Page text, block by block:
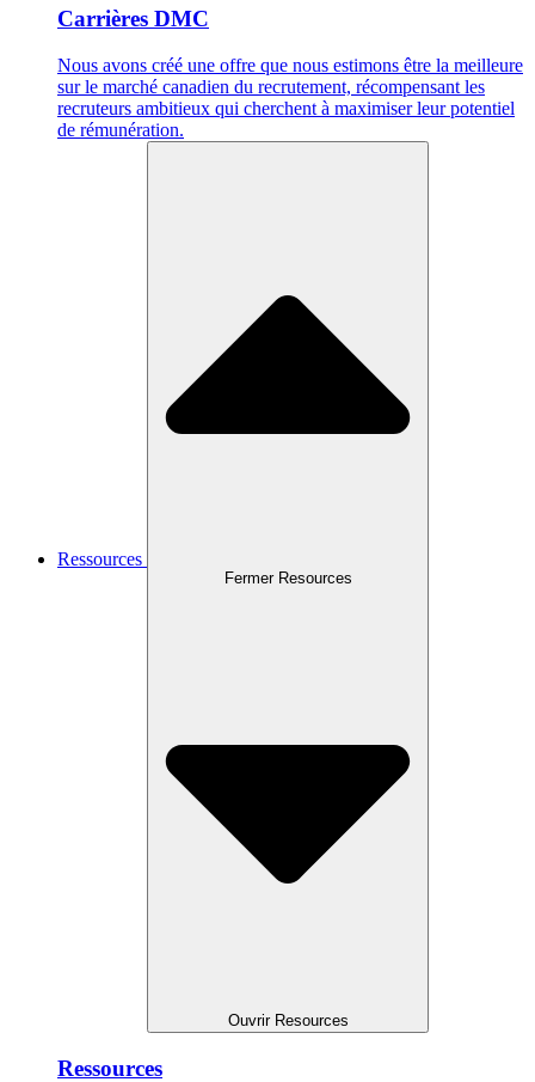
Carrières DMC
Nous avons créé une offre que nous estimons être la meilleure
sur le marché canadien du recrutement, récompensant les
recruteurs ambitieux qui cherchent à maximiser leur potentiel
de rémunération.
Ressources
Fermer Resources
Ouvrir Resources
Ressources